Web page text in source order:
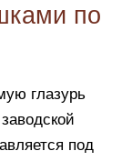
по
глазурь
под